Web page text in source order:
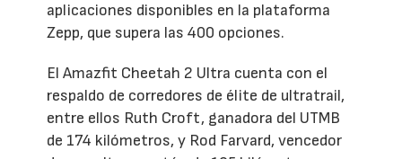
aplicaciones disponibles en la plataforma
Zepp, que supera las 400 opciones.
El Amazfit Cheetah 2 Ultra cuenta con el
respaldo de corredores de élite de ultratrail,
entre ellos Ruth Croft, ganadora del UTMB
de 174 kilómetros, y Rod Farvard, vencedor